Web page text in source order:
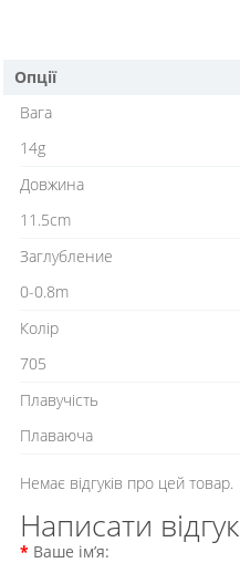
Опції
Вага
14g
Довжина
11.5cm
Заглубление
0-0.8m
Колір
705
Плавучість
Плаваюча
Немає відгуків про цей товар.
Написати відгук
Ваше ім’я: